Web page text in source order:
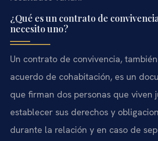
¿Qué es un contrato de
necesito uno?
Un contrato de convivencia,
acuerdo de cohabitación, es un
que firman dos personas que viven
establecer sus derechos y
durante la relación y en caso de